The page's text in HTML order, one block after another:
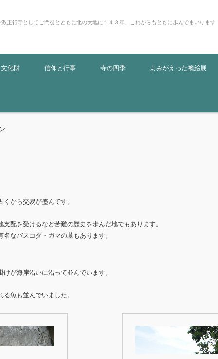
派正行寺としてご門徒とともに北の大地に１４３年、これからもともに歩んでまいります
化財 信仰と行事 寺の四季 よみがえった襖絵展
から交易が盛んです。
配を受けるなど苦難の歴史を歩んだ地でもあります。
なバスコダ・ガマの墓もあります。
が海岸沿いに沿って並んでいます。
魚も並んでいました。